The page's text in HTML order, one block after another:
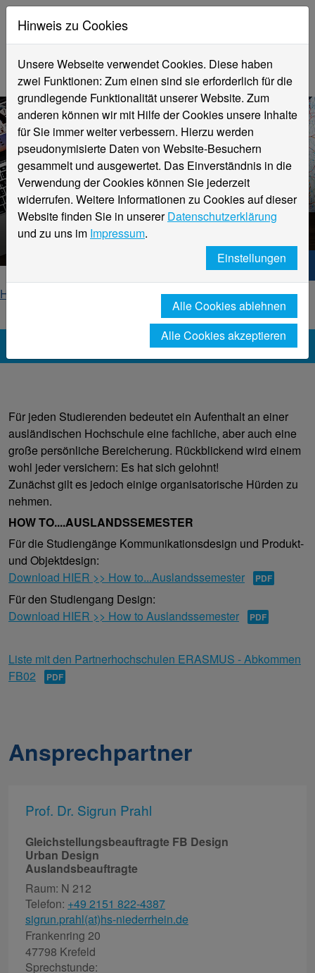
Auslandssemester
Design
Hochschule Niederrhein. Dein Weg.
Home
Fachbereich Design
Auslandssemester
Für jeden Studierenden bedeutet ein Aufenthalt an einer
ausländischen Hochschule eine fachliche, aber auch eine
große persönliche Bereicherung. Rückblickend wird einem
wohl jeder versichern: Es hat sich gelohnt!
Zunächst gilt es jedoch einige organisatorische Hürden zu
nehmen.
HOW TO....AUSLANDSSEMESTER
Für die Studiengänge Kommunikationsdesign und Produkt-
und Objektdesign:
Download HIER >> How to...Auslandssemester
Für den Studiengang Design:
Download HIER >> How to Auslandssemester
Liste mit den Partnerhochschulen ERASMUS - Abkommen
FB02
Ansprechpartner
Prof. Dr. Sigrun Prahl
Gleichstellungsbeauftragte FB Design
Urban Design
Auslandsbeauftragte
Raum: N 212
Telefon: +49 2151 822-4387
sigrun.prahl(at)hs-niederrhein.de
Frankenring 20
47798 Krefeld
Sprechstunde:
Hinweis zu Cookies
Unsere Webseite verwendet Cookies. Diese haben
zwei Funktionen: Zum einen sind sie erforderlich für die
grundlegende Funktionalität unserer Website. Zum
anderen können wir mit Hilfe der Cookies unsere Inhalte
für Sie immer weiter verbessern. Hierzu werden
pseudonymisierte Daten von Website-Besuchern
gesammelt und ausgewertet. Das Einverständnis in die
Verwendung der Cookies können Sie jederzeit
widerrufen. Weitere Informationen zu Cookies auf dieser
Website finden Sie in unsererDatenschutzerklärung
und zu uns im Impressum.
Einstellungen
Alle Cookies ablehnen
Alle Cookies akzeptieren